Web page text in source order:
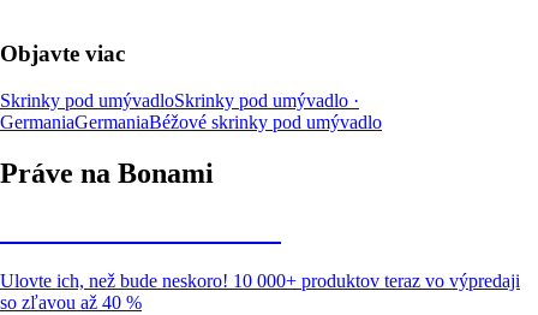
Objavte viac
Skrinky pod umývadloSkrinky pod umývadlo ·
GermaniaGermaniaBéžové skrinky pod umývadlo
Práve na Bonami
Ulovte ich, než bude neskoro! 10 000+ produktov teraz vo výpredaji
so zľavou až 40 %